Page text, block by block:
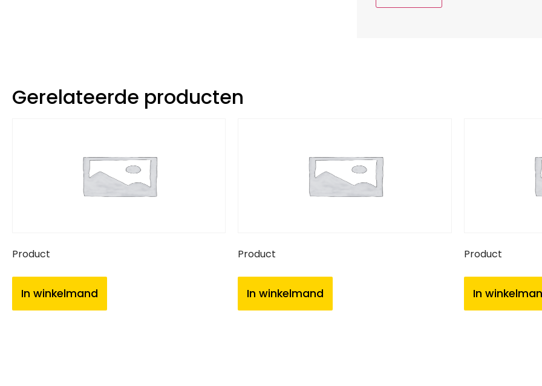
Gerelateerde producten
Product
In winkelmand
Product
In winkelmand
Product
In